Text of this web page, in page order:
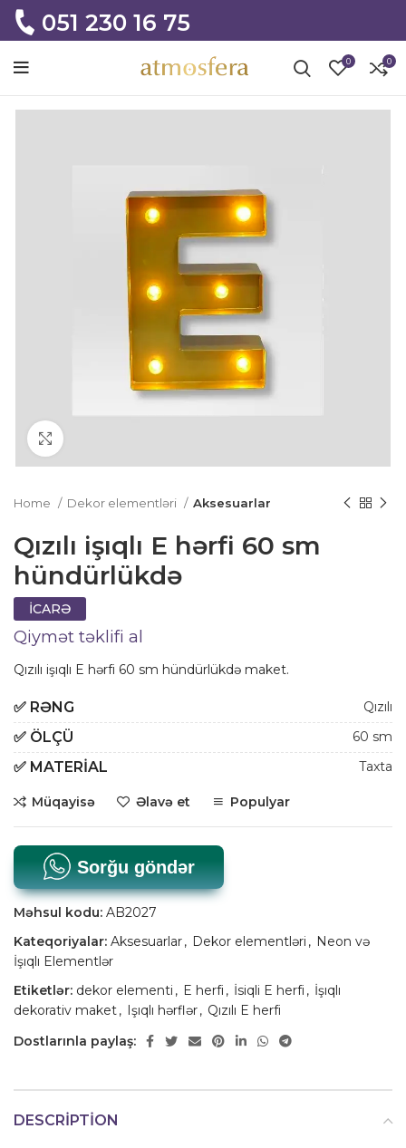
051 230 16 75
0 0
Home Dekor elementləri Aksesuarlar
Qızılı işıqlı E hərfi 60 sm
hündürlükdə
İCARƏ
Qiymət təklifi al
Qızılı işıqlı E hərfi 60 sm hündürlükdə maket.
✅ RƏNG Qızılı
✅ ÖLÇÜ 60 sm
✅ MATERIAL Taxta
Müqayisə Əlavə et Populyar
Sorğu göndər
Məhsul kodu: AB2027
Kateqoriyalar: Aksesuarlar, Dekor elementləri , Neon və
İşıqlı Elementlər
Etiketlər: dekor elementi , E herfi , İsiqli E herfi , İşıqlı
dekorativ maket, Işıqlı hərflər, Qızılı E herfi
Dostlarınla paylaş:
DESCRIPTION